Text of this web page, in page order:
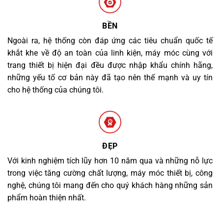
BỀN
Ngoài ra, hệ thống còn đáp ứng các tiêu chuẩn quốc tế
khắt khe về độ an toàn của linh kiện, máy móc cùng với
trang thiết bị hiện đại đều được nhập khẩu chính hãng,
những yếu tố cơ bản này đã tạo nên thế mạnh và uy tín
cho hệ thống của chúng tôi.
ĐẸP
Với kinh nghiệm tích lũy hơn 10 năm qua và những nỗ lực
trong việc tăng cường chất lượng, máy móc thiết bị, công
nghệ, chúng tôi mang đến cho quý khách hàng những sản
phẩm hoàn thiện nhất.